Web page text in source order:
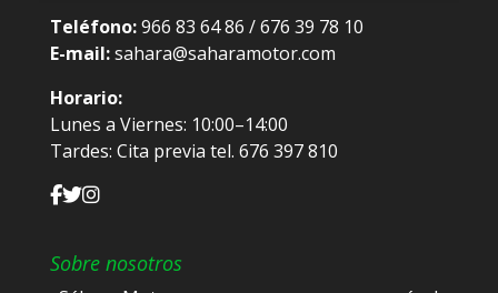
Teléfono:966 83 64 86 / 676 39 78 10
E-mail:sahara@saharamotor.com
Horario:
Lunes a Viernes: 10:00–14:00
Tardes: Cita previa tel. 676 397 810
Sobre nosotros